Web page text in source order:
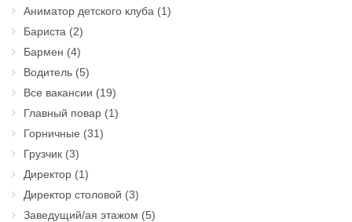
Аниматор детского клуба (1)
Бариста (2)
Бармен (4)
Водитель (5)
Все вакансии (19)
Главный повар (1)
Горничные (31)
Грузчик (3)
Директор (1)
Директор столовой (3)
Заведущий/ая этажом (5)